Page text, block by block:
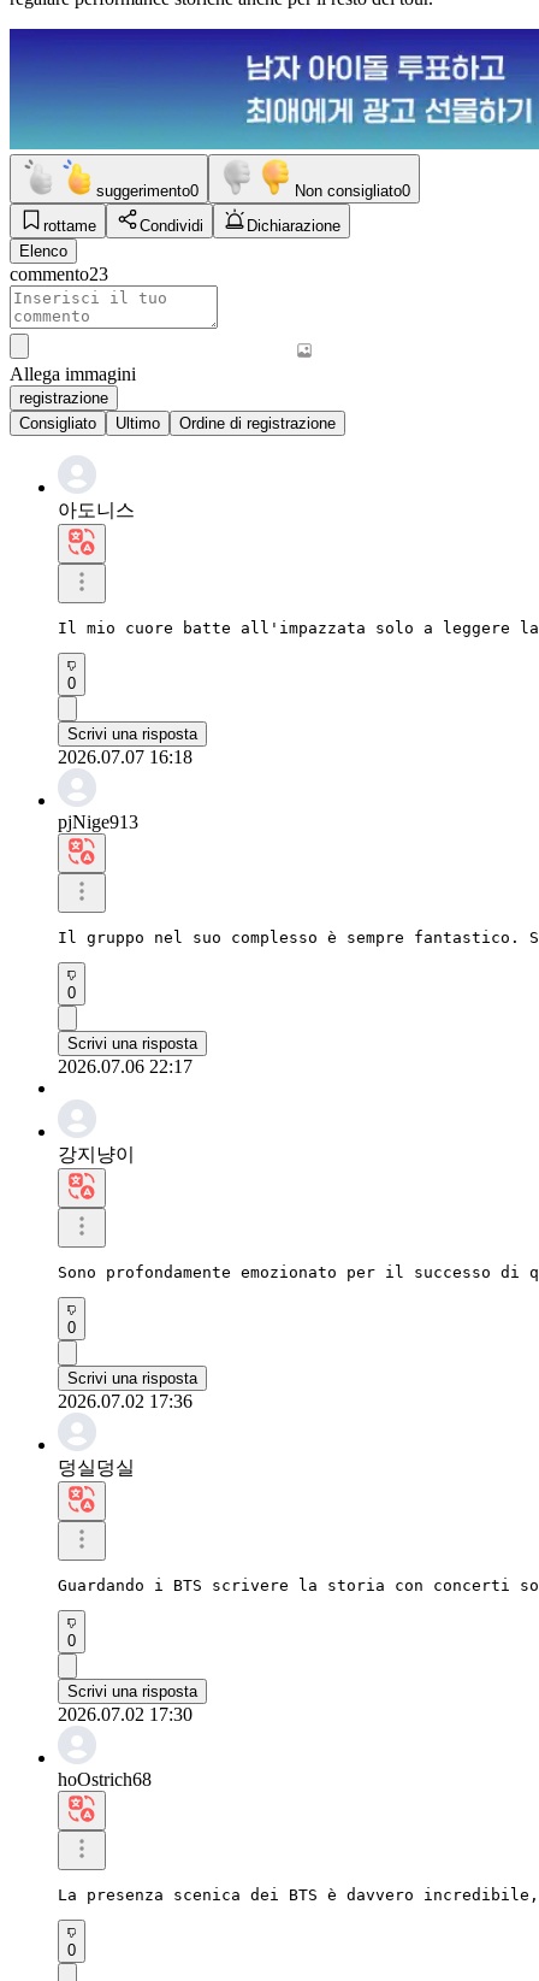
suggerimento0 Non consigliato0
rottame
Condividi
Dichiarazione
Elenco
commento23
Allega immagini
registrazione
Consigliato
Ultimo Ordine di registrazione
아도니스
Il mio cuore batte all'impazzata solo a leggere
0
Scrivi una risposta
2026.07.07 16:18
pjNige913
Il gruppo nel suo complesso è sempre fantastico.
0
Scrivi una risposta
2026.07.06 22:17
강지냥이
Sono profondamente emozionato per il
0
Scrivi una risposta
2026.07.02 17:36
덩실덩실
Guardando i BTS scrivere la storia con concerti
0
Scrivi una risposta
2026.07.02 17:30
hoOstrich68
La presenza scenica dei BTS è davvero
0